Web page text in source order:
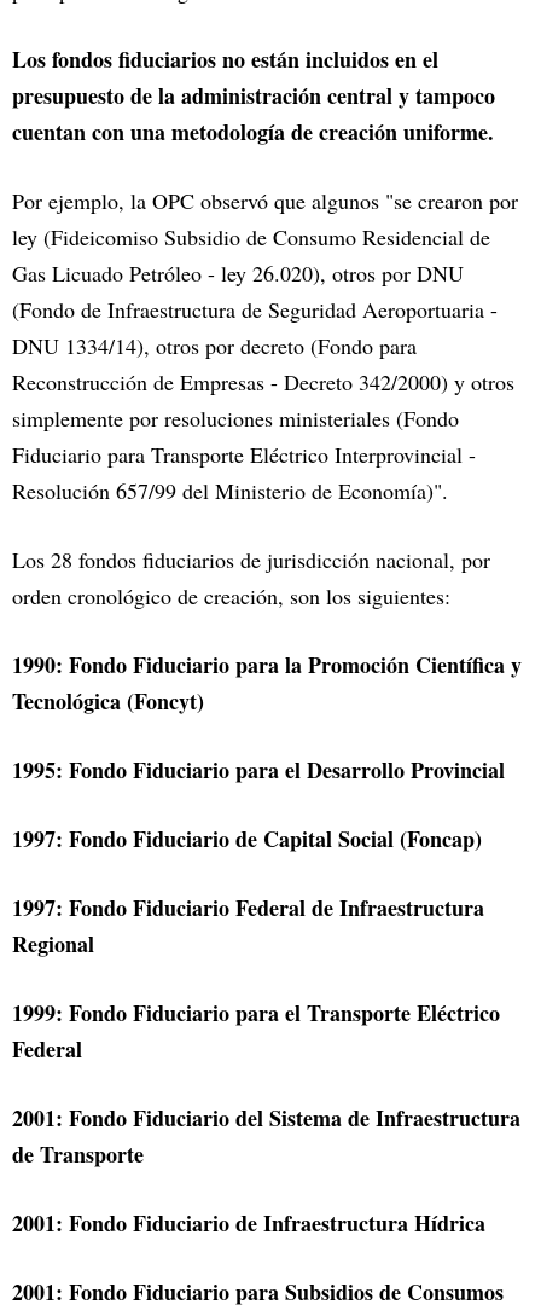
Los fondos fiduciarios no están incluidos en el
presupuesto de la administración central y tampoco
cuentan con una metodología de creación uniforme.
Por ejemplo, la OPC observó que algunos "se crearon por
ley (Fideicomiso Subsidio de Consumo Residencial de
Gas Licuado Petróleo - ley 26.020), otros por DNU
(Fondo de Infraestructura de Seguridad Aeroportuaria -
DNU 1334/14), otros por decreto (Fondo para
Reconstrucción de Empresas - Decreto 342/2000) y otros
simplemente por resoluciones ministeriales (Fondo
Fiduciario para Transporte Eléctrico Interprovincial -
Resolución 657/99 del Ministerio de Economía)".
Los 28 fondos fiduciarios de jurisdicción nacional, por
orden cronológico de creación, son los siguientes:
1990: Fondo Fiduciario para la Promoción Científica y
Tecnológica (Foncyt)
1995: Fondo Fiduciario para el Desarrollo Provincial
1997: Fondo Fiduciario de Capital Social (Foncap)
1997: Fondo Fiduciario Federal de Infraestructura
Regional
1999: Fondo Fiduciario para el Transporte Eléctrico
Federal
2001: Fondo Fiduciario del Sistema de Infraestructura
de Transporte
2001: Fondo Fiduciario de Infraestructura Hídrica
2001: Fondo Fiduciario para Subsidios de Consumos